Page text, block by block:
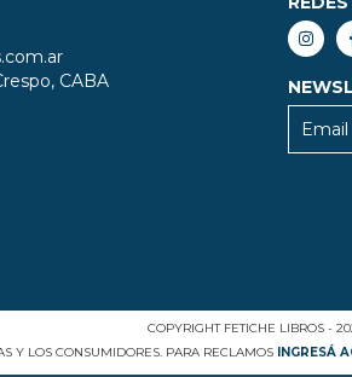
CABA
COPYRIGHT FETICHE LIBROS -
Y LOS CONSUMIDORES. PARA RECLAMOS INGRESÁ